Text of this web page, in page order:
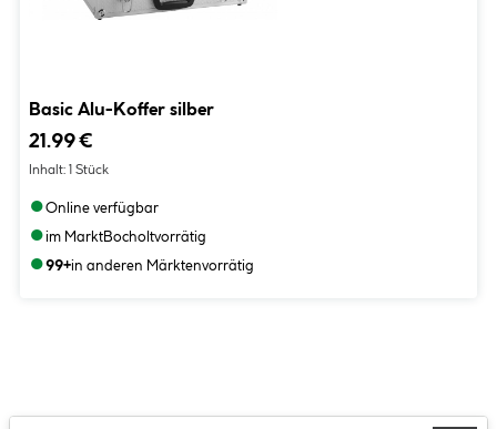
Basic Alu-Koffer silber
21.99 €
Inhalt: 1 Stück
●Online verfügbar
●im MarktBocholtvorrätig
●99+in anderen Märktenvorrätig